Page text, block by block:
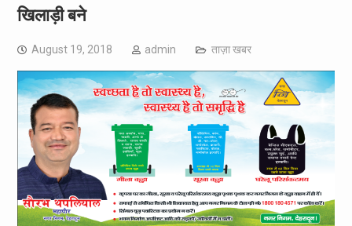
खिलाड़ी बने
August 19, 2018 admin ताज़ा खबर